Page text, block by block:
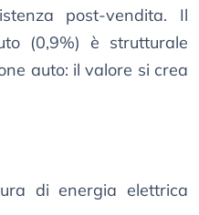
post-vendita. Il
(0,9%) è strutturale
auto: il valore si crea
di energia elettrica